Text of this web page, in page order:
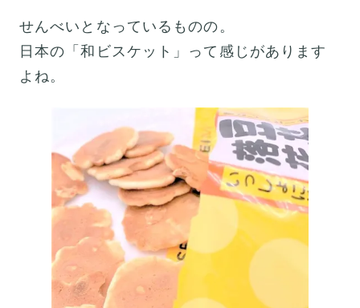
せんべいとなっているものの。
日本の「和ビスケット」って感じがあります
よね。